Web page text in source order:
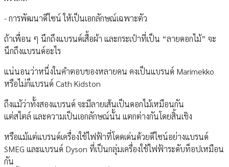
- การพัฒนาดีไซน์ ให้เป็นเอกลักษณ์เฉพาะตัว
ถ้าเพื่อน ๆ นึกถึงแบรนด์เสื้อผ้า และกระเป๋าที่เป็น “ลายดอกไม้” จะ
นึกถึงแบรนด์อะไร
แน่นอนว่าหนึ่งในคำตอบของหลายคน คงเป็นแบรนด์ Marimekko
หรือไม่ก็แบรนด์ Cath Kidston
ถึงแม้ว่าทั้งสองแบรนด์ จะมีลายเส้นเป็นดอกไม้เหมือนกัน
แต่สไตล์ และความเป็นเอกลักษณ์นั้น แตกต่างกันโดยสิ้นเชิง
หรือแม้แต่แบรนด์เครื่องใช้ไฟฟ้าที่โดดเด่นด้วยดีไซน์อย่างแบรนด์
SMEG และแบรนด์ Dyson ที่เป็นกลุ่มเครื่องใช้ไฟฟ้าระดับท็อปเหมือน
กัน